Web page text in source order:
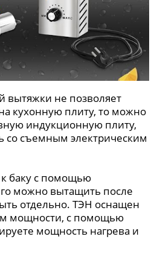
вытяжки не позволяет
кухонную плиту, то можно
индукционную плиту,
со съемным электрическим
баку с помощью
можно вытащить после
отдельно. ТЭН оснащен
мощности, с помощью
мощность нагрева и